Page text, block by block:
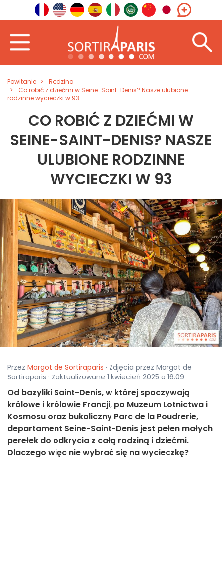
Powitanie
Rodzina
Co robić z dziećmi w Seine-Saint-Denis? Nasze ulubione
rodzinne wycieczki w 93
CO ROBIĆ Z DZIEĆMI W
SEINE-SAINT-DENIS? NASZE
ULUBIONE RODZINNE
WYCIECZKI W 93
Przez Margot de Sortiraparis · Zdjęcia przez Margot de
Sortiraparis · Zaktualizowane 1 kwiecień 2025 o 16:09
Od bazyliki Saint-Denis, w której spoczywają
królowe i królowie Francji, po Muzeum Lotnictwa i
Kosmosu oraz bukoliczny Parc de la Poudrerie,
departament Seine-Saint-Denis jest pełen małych
perełek do odkrycia z całą rodziną i dziećmi.
Dlaczego więc nie wybrać się na wycieczkę?